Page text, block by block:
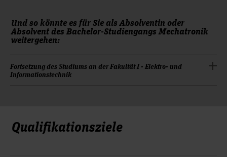
Und so könnte es für Sie als Absolventin oder
Absolvent des Bachelor-Studiengangs Mechatronik
weitergehen:
Fortsetzung des Studiums an der Fakultät I - Elektro- und
Informationstechnik
Studienabschluss: Master of Engineering (M. Eng),
Studiendauer: 3 Semester
Qualifikationsziele